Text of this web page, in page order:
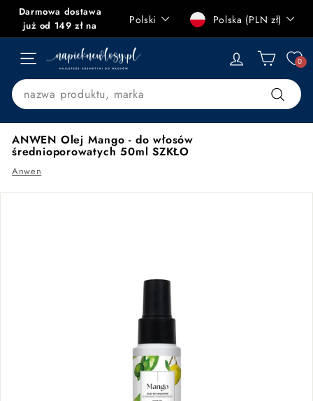
Przejdź
treści
Zatrzymaj
pokaz
slajdów
Darmowa dostawa
już od 149 zł na
terenie Polski
Polski
Waluta
Polska (PLN zł)
NAWIGACJA STRONY
n
a
p
i
e
k
n
w
0
Search
Szukaj
ANWEN Olej Mango - do włosów
średnioporowatych 50ml SZKŁO
Anwen